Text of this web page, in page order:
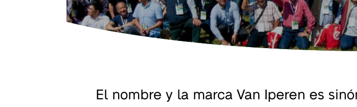
El nombre y la marca Van Iperen es